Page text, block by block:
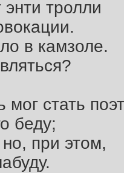
тролли
в камзоле.
мог стать
беду;
при этом,